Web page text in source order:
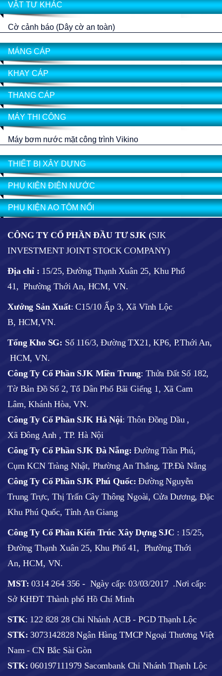
VẬT TƯ KHÁC
Cờ cảnh báo (Dây cờ an toàn)
MÁNG CÁP
KHAY CÁP
THANG CÁP
MÁY THI CÔNG
Máy bơm nước mặt công trình Vikino
THIẾT BỊ XÂY DỰNG
PHỤ KIỆN ĐIỆN NƯỚC
PHỤ KIỆN AO TÔM NỔI
CÔNG TY CỔ PHẦN ĐẦU TƯ SJK (SJK
INVESTMENT JOINT STOCK COMPANY)
Địa chỉ : 15/25, Đường Thạnh Xuân 25, Khu Phố
41, Phường Thới An, HCM, VN.
Xưởng Sản Xuất: C15/10 Ấp 3, Xã Vĩnh Lộc
B, HCM,VN.
Tổng Kho SG: Số 116/3, Đường TX21, KP6, P.Thới An,
HCM, VN.
Công Ty Cổ Phần SJK Miền Trung: Thửa Đất Số 182,
Tờ Bản Đồ Số 2, Tổ Dân Phố Bãi Giếng 1, Xã Cam
Lâm, Khánh Hòa, VN.
Công Ty Cổ Phần SJK Hà Nội: Thôn Đồng Dầu ,
Xã Đông Anh , TP. Hà Nội
Công Ty Cổ Phần SJK Đà Nẵng: Đường Trần Phú,
Cụm KCN Tràng Nhật, Phường An Thắng, TP.Đà Nẵng
Công Ty Cổ Phần SJK Phú Quốc: Đường Nguyễn
Trung Trực, Thị Trấn Cây Thông Ngoài, Cửa Dương, Đặc
Khu Phú Quốc, Tỉnh An Giang
Công Ty Cổ Phần Kiến Trúc Xây Dựng SJC : 15/25,
Đường Thạnh Xuân 25, Khu Phố 41, Phường Thới
An, HCM, VN.
MST:0314 264 356 - Ngày cấp: 03/03/2017 .Nơi cấp:
Sở KHĐT Thành phố Hồ Chí Minh
STK: 122 828 28 Chi Nhánh ACB - PGD Thạnh Lộc
STK: 3073142828 Ngân Hàng TMCP Ngoại Thương Việt
Nam - CN Bắc Sài Gòn
STK:060197111979 Sacombank Chi Nhánh Thạnh Lộc